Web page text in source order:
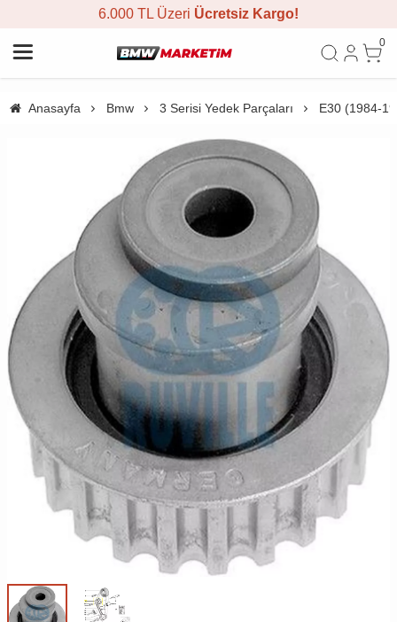
6.000 TL Üzeri Ücretsiz Kargo!
0
Anasayfa Bmw 3 Serisi Yedek Parçaları E30 (1984-